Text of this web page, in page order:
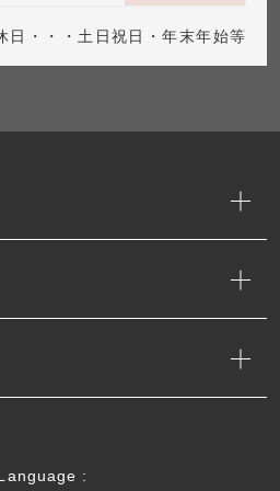
:
日・・・土日祝日・年末年始等